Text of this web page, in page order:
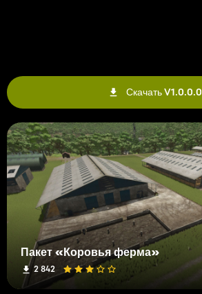
Скачать V1.0.0.0
Пакет «Коровья ферма»
2 842